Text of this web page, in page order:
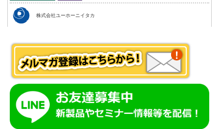
株式会社ユーホーニイタカ